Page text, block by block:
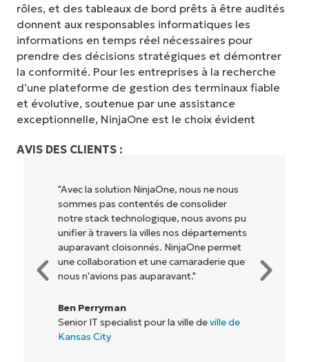
rôles, et des tableaux de bord prêts à être audités
donnent aux responsables informatiques les
informations en temps réel nécessaires pour
prendre des décisions stratégiques et démontrer
la conformité. Pour les entreprises à la recherche
d’une plateforme de gestion des terminaux fiable
et évolutive, soutenue par une assistance
exceptionnelle, NinjaOne est le choix évident
AVIS DES CLIENTS :
"NinjaOne permet à notre entreprise (ainsi
qu'aux propriétaires et opérateurs avec
lesquels nous travaillons) d'être plus
rentables. Tout le monde y gagne."
Rory McCune
Directeur informatique chez